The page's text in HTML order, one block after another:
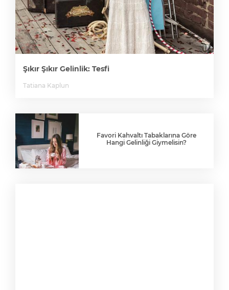
Şıkır Şıkır Gelinlik: Tesfi
Tatiana Kaplun
Favori Kahvaltı Tabaklarına Göre
Hangi Gelinliği Giymelisin?